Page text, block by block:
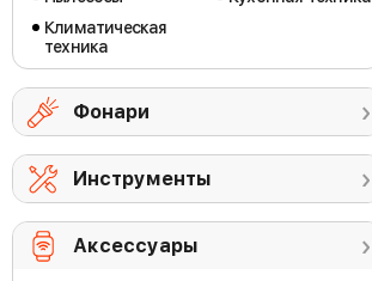
Климатическая
техника
Фонари
Инструменты
Аксессуары